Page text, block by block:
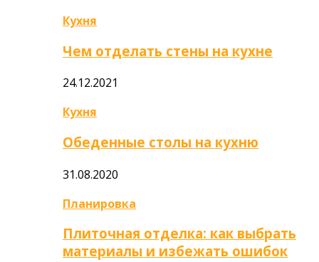
Кухня
Чем отделать стены на кухне
24.12.2021
Кухня
Обеденные столы на кухню
31.08.2020
Планировка
Плиточная отделка: как выбрать
материалы и избежать ошибок